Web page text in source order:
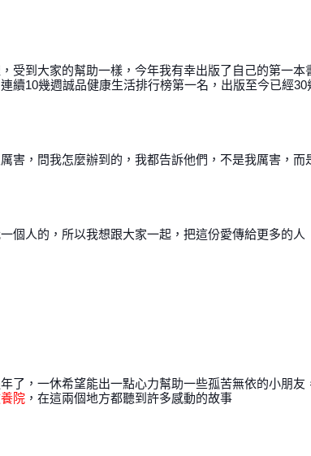
受到大家的幫助一樣，今年我有幸出版了自己的第一
續10幾週誠品健康生活排行榜第一名，出版至今已經30
害，問我怎麼辦到的，我都告訴他們，不是我厲害，
個人的，所以我想跟大家一起，把這份愛傳給更多的人
了，一休希望能出一點心力幫助一些孤苦無依的小朋友
院 ，在這兩個地方都聽到許多感動的故事